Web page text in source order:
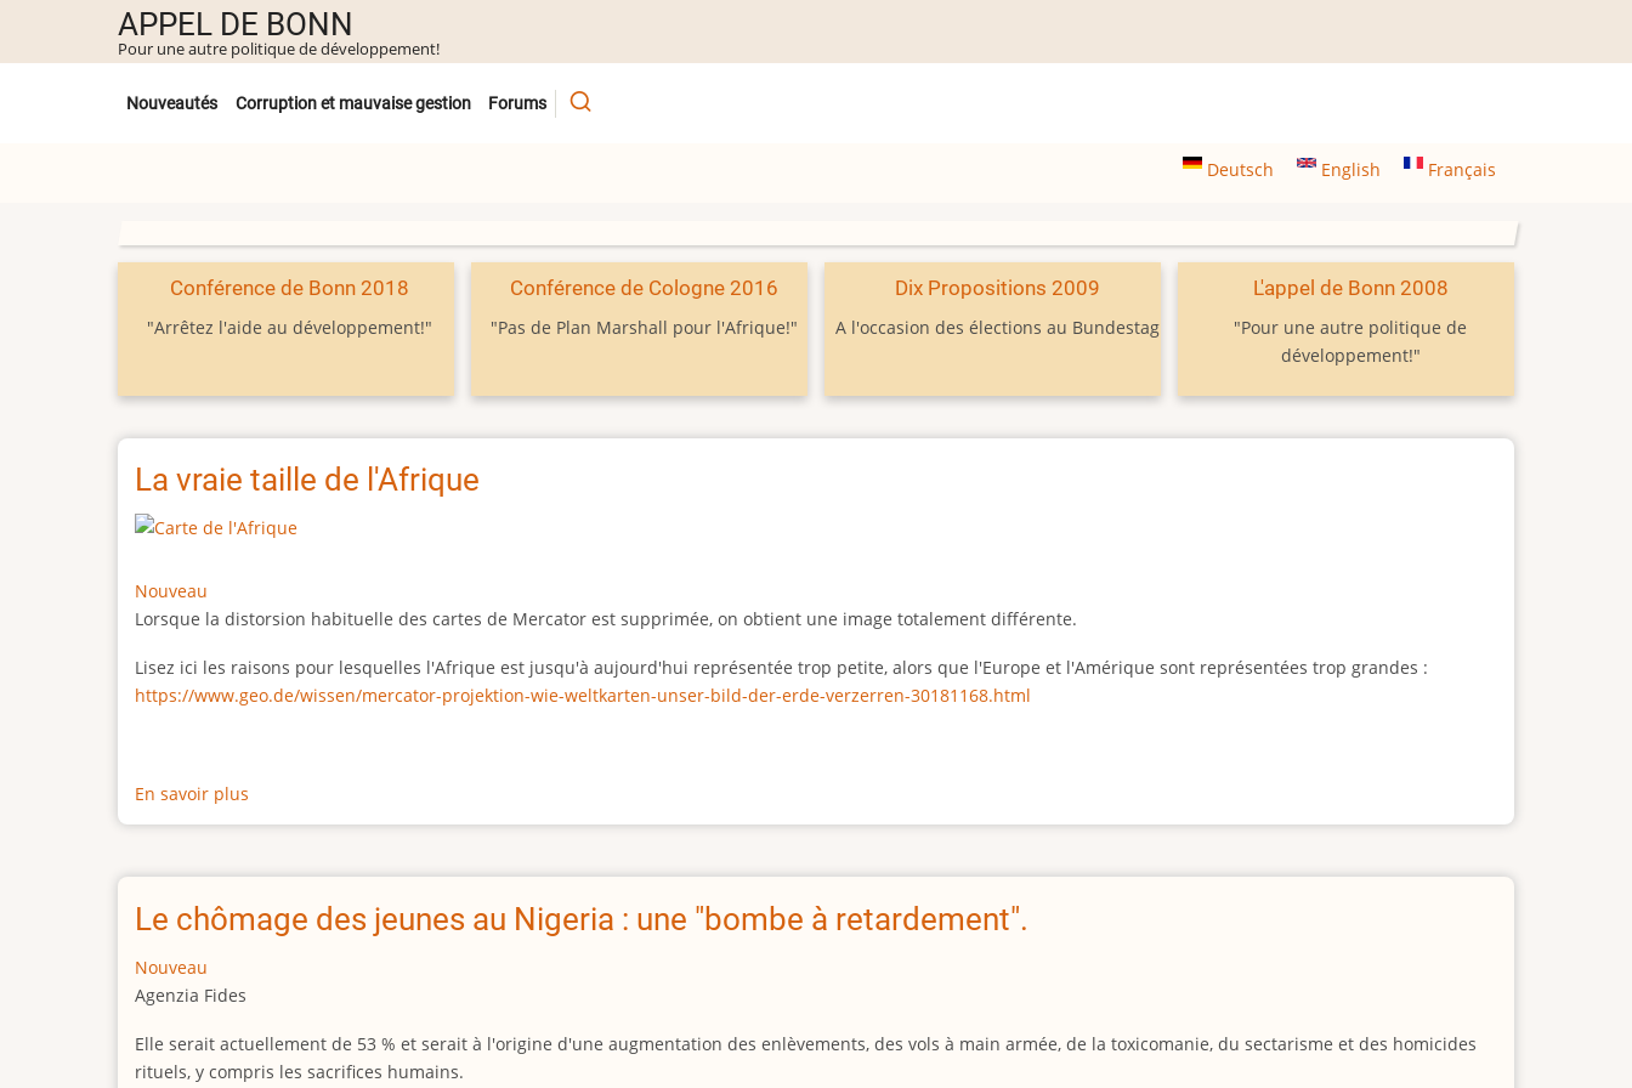
contenu
APPEL DE BONN
Pour une autre politique de développement!
Untermenü
Nouveautés Corruption et mauvaise gestion Forums
Deutsch English Français
Conférence de Bonn 2018
"Arrêtez l'aide au développement!"
Conférence de Cologne 2016
"Pas de Plan Marshall pour l'Afrique!"
Dix Propositions 2009
A l'occasion des élections au Bundestag
L'appel de Bonn 2008
"Pour une autre politique de
développement!"
La vraie taille de l'Afrique
Nouveau
Lorsque la distorsion habituelle des cartes de Mercator est supprimée, on obtient une image totalement différente.
Lisez ici les raisons pour lesquelles l'Afrique est jusqu'à aujourd'hui représentée trop petite, alors que l'Europe et l'Amérique sont représentées trop grandes :
https://www.geo.de/wissen/mercator-projektion-wie-weltkarten-unser-bild-der-erde-verzerren-30181168.html
En savoir plus
La
taille
l'Afrique
Le chômage des jeunes au Nigeria : une "bombe à retardement".
Nouveau
Agenzia Fides
Elle serait actuellement de 53 % et serait à l'origine d'une augmentation des enlèvements, des vols à main armée, de la toxicomanie, du sectarisme et des homicides
rituels, y compris les sacrifices humains.